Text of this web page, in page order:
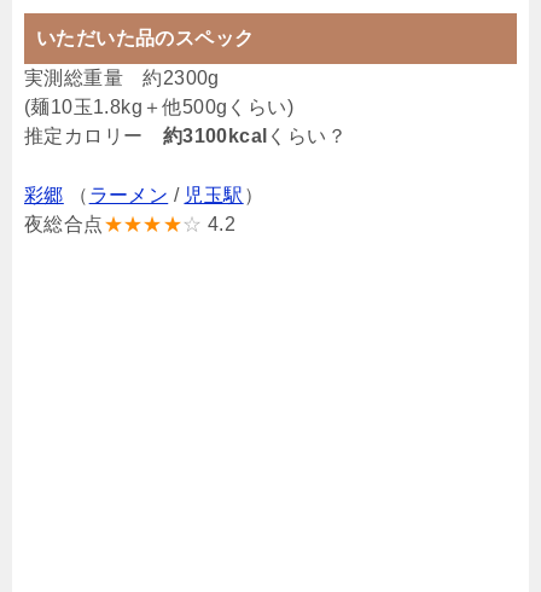
いただいた品のスペック
実測総重量 約2300g
(麺10玉1.8kg＋他500gくらい)
推定カロリー 約3100kcal くらい？
彩郷 （ ラーメン / 児玉駅 ）
夜総合点★★★★☆ 4.2